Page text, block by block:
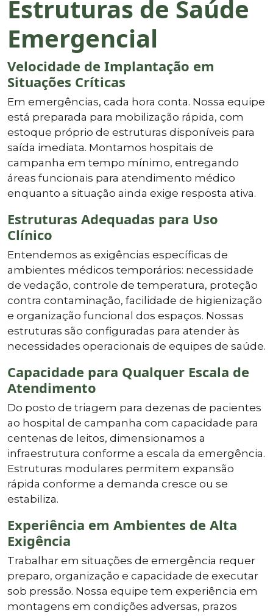
Estruturas de Saúde
Emergencial
Velocidade de Implantação em
Situações Críticas
Em emergências, cada hora conta. Nossa equipe
está preparada para mobilização rápida, com
estoque próprio de estruturas disponíveis para
saída imediata. Montamos hospitais de
campanha em tempo mínimo, entregando
áreas funcionais para atendimento médico
enquanto a situação ainda exige resposta ativa.
Estruturas Adequadas para Uso
Clínico
Entendemos as exigências específicas de
ambientes médicos temporários: necessidade
de vedação, controle de temperatura, proteção
contra contaminação, facilidade de higienização
e organização funcional dos espaços. Nossas
estruturas são configuradas para atender às
necessidades operacionais de equipes de saúde.
Capacidade para Qualquer Escala de
Atendimento
Do posto de triagem para dezenas de pacientes
ao hospital de campanha com capacidade para
centenas de leitos, dimensionamos a
infraestrutura conforme a escala da emergência.
Estruturas modulares permitem expansão
rápida conforme a demanda cresce ou se
estabiliza.
Experiência em Ambientes de Alta
Exigência
Trabalhar em situações de emergência requer
preparo, organização e capacidade de executar
sob pressão. Nossa equipe tem experiência em
montagens em condições adversas, prazos